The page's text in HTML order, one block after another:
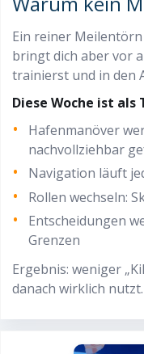
Ein reiner Meilentörn
bringt dich aber vor
trainierst und in den
Diese Woche ist
Hafenmanöver
nachvollziehbar
Navigation läuft
Rollen wechseln:
Entscheidungen
Grenzen
Ergebnis: weniger
danach wirklich nutzt.